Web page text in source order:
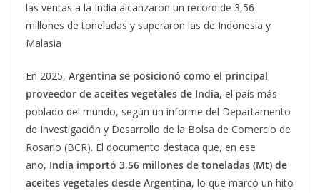
las ventas a la India alcanzaron un récord de 3,56
millones de toneladas y superaron las de Indonesia y
Malasia
En 2025, Argentina se posicionó como el principal
proveedor de aceites vegetales de India, el país más
poblado del mundo, según un informe del Departamento
de Investigación y Desarrollo de la Bolsa de Comercio de
Rosario (BCR). El documento destaca que, en ese
año, India importó 3,56 millones de toneladas (Mt) de
aceites vegetales desde Argentina, lo que marcó un hito